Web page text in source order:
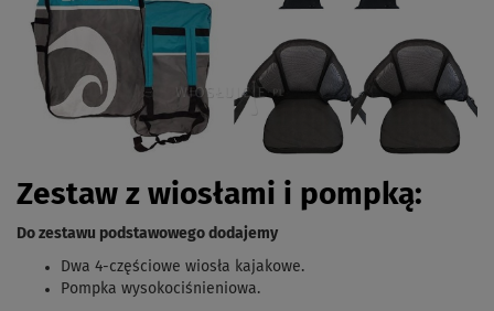
Zestaw z wiosłami i pompką:
Do zestawu podstawowego dodajemy
Dwa 4-częściowe wiosła kajakowe.
Pompka wysokociśnieniowa.